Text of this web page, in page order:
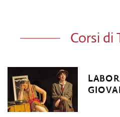
Corsi di